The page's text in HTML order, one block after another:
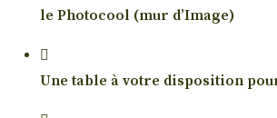
le Photocool (mur d’Image)
Une table à votre disposition